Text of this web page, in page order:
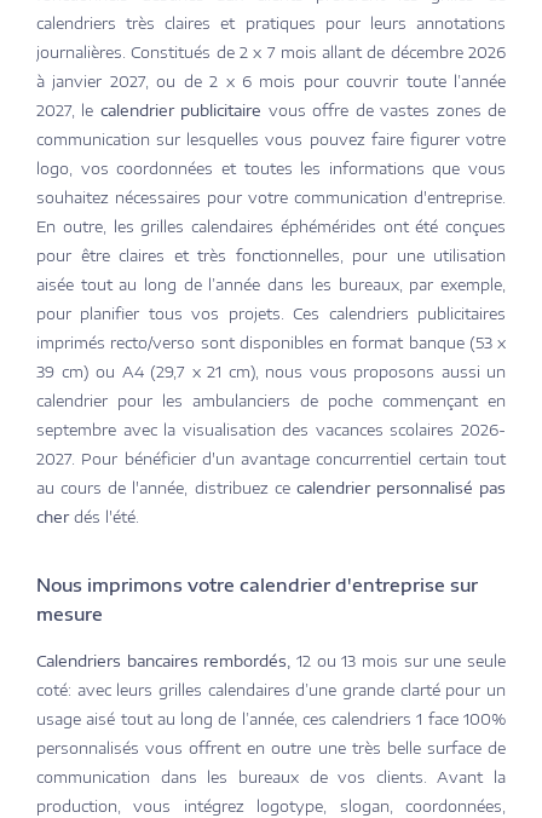
calendriers très claires et pratiques pour leurs annotations
journalières. Constitués de 2 x 7 mois allant de décembre 2026
à janvier 2027, ou de 2 x 6 mois pour couvrir toute l’année
2027, le calendrier publicitaire vous offre de vastes zones de
communication sur lesquelles vous pouvez faire figurer votre
logo, vos coordonnées et toutes les informations que vous
souhaitez nécessaires pour votre communication d'entreprise.
En outre, les grilles calendaires éphémérides ont été conçues
pour être claires et très fonctionnelles, pour une utilisation
aisée tout au long de l’année dans les bureaux, par exemple,
pour planifier tous vos projets. Ces calendriers publicitaires
imprimés recto/verso sont disponibles en format banque (53 x
39 cm) ou A4 (29,7 x 21 cm), nous vous proposons aussi un
calendrier pour les ambulanciers de poche commençant en
septembre avec la visualisation des vacances scolaires 2026-
2027. Pour bénéficier d'un avantage concurrentiel certain tout
au cours de l'année, distribuez ce calendrier personnalisé pas
cherdés l'été.
Nous imprimons votre calendrier d'entreprise sur
mesure
Calendriers bancaires rembordés, 12 ou 13 mois sur une seule
coté: avec leurs grilles calendaires d’une grande clarté pour un
usage aisé tout au long de l’année, ces calendriers 1 face 100%
personnalisés vous offrent en outre une très belle surface de
communication dans les bureaux de vos clients. Avant la
production, vous intégrez logotype, slogan, coordonnées,